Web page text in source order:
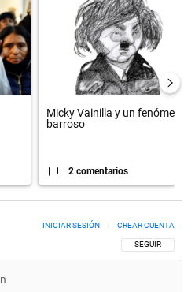
Micky Vainilla y un fenómeno
barroso
2 comentarios
SIGA ESTA
SEGUIR
INICIAR SESIÓN | CREAR CUENTA